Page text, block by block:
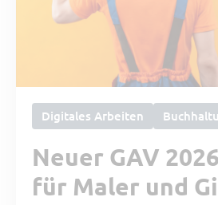
Digitales Arbeiten
Neuer GAV
für Maler und